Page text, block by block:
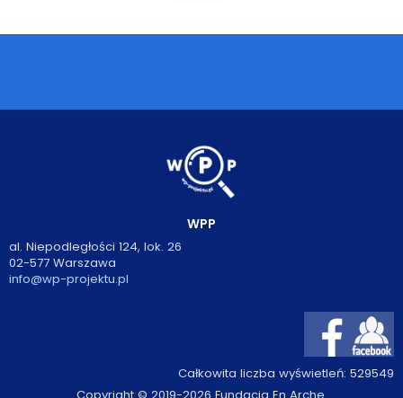
Podcasty
O książkach
FAQ
Kontakt
WPP
al. Niepodległości 124, lok. 26
02-577 Warszawa
info@wp-projektu.pl
Całkowita liczba wyświetleń: 529549